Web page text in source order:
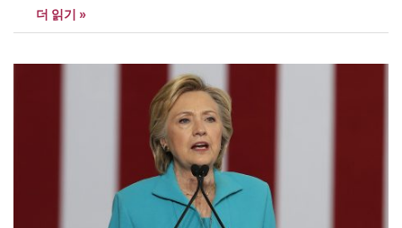
것은 클린턴의 건강상태와 관련해서다. 지난 50여년간 부통령으로
있다가 대통령직을 승계한 사람은 린든 존슨(케네디 사망), 제럴드
더 읽기 »